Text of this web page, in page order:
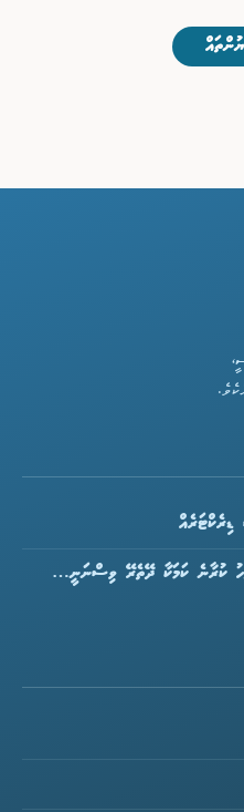
ކުރާނެ ކަމަކާ ދޭތެރޭ ވިސްނަނީ…